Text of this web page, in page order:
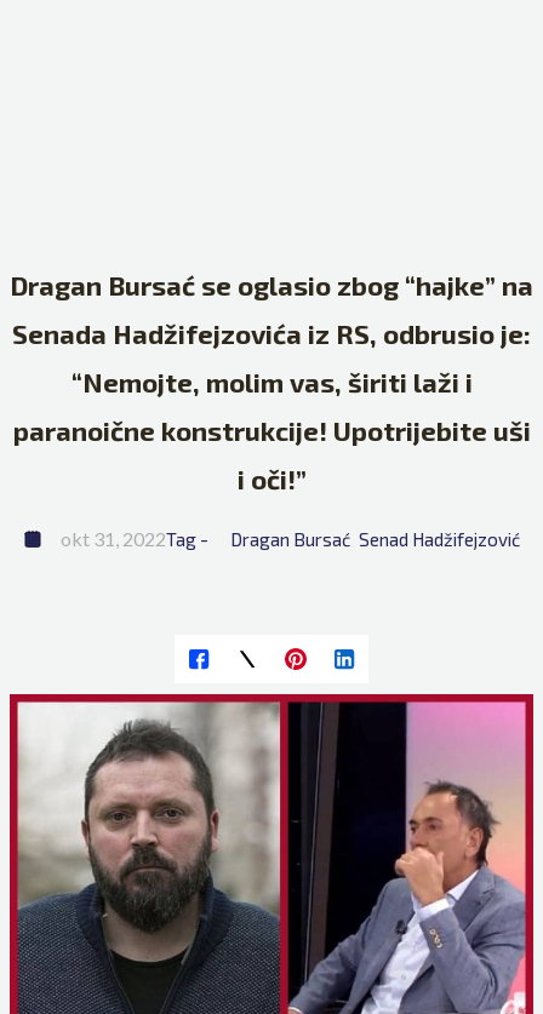
Dragan Bursać se oglasio zbog “hajke” na
Senada Hadžifejzovića iz RS, odbrusio je:
“Nemojte, molim vas, širiti laži i
paranoične konstrukcije! Upotrijebite uši
i oči!”
okt 31, 2022Tag - Dragan Bursać Senad Hadžifejzović